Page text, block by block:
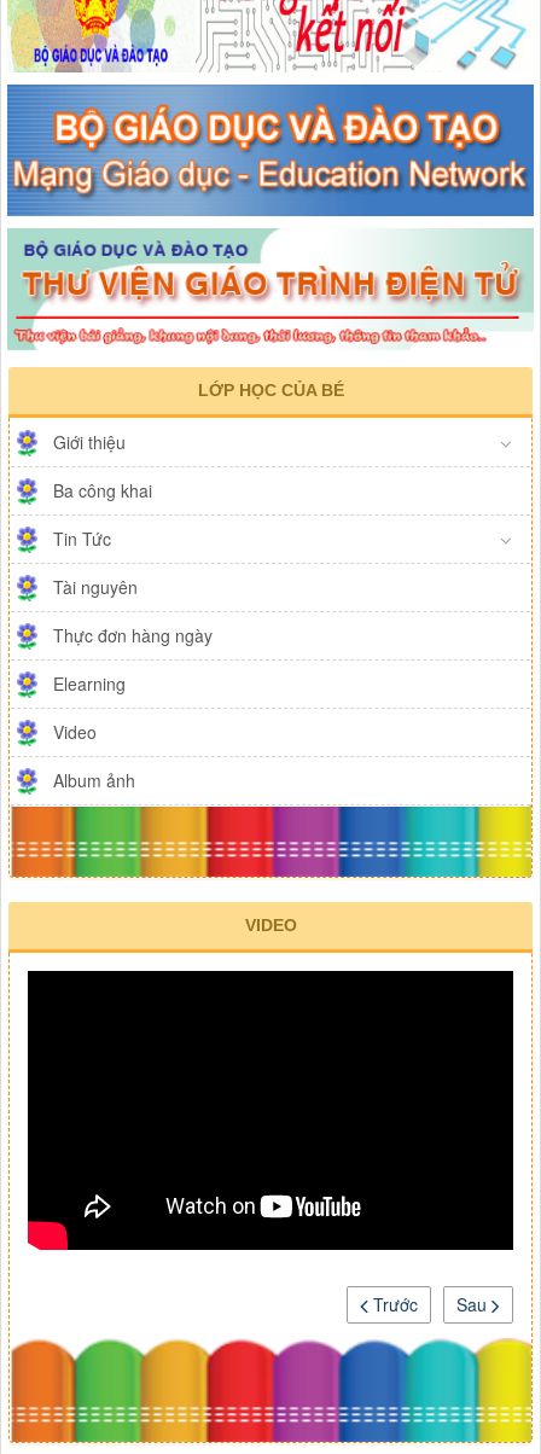
LỚP HỌC CỦA BÉ
Giới thiệu
Ba công khai
Tin Tức
Tài nguyên
Thực đơn hàng ngày
Elearning
Video
Album ảnh
VIDEO
Sau
Trước